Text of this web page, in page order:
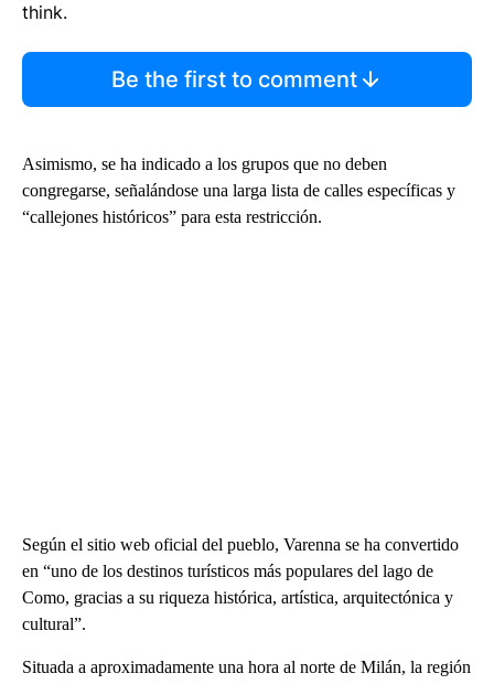
think.
Be the first to comment
Asimismo, se ha indicado a los grupos que no deben
congregarse, señalándose una larga lista de calles específicas y
“callejones históricos” para esta restricción.
Según el sitio web oficial del pueblo, Varenna se ha convertido
en “uno de los destinos turísticos más populares del lago de
Como, gracias a su riqueza histórica, artística, arquitectónica y
cultural”.
Situada a aproximadamente una hora al norte de Milán, la región